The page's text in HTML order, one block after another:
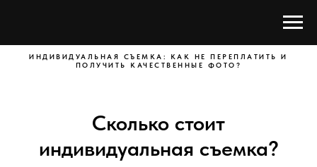
ИНДИВИДУАЛЬНАЯ СЪЕМКА: КАК НЕ ПЕРЕПЛАТИТЬ И
ПОЛУЧИТЬ КАЧЕСТВЕННЫЕ ФОТО?
Сколько стоит
индивидуальная съемка?